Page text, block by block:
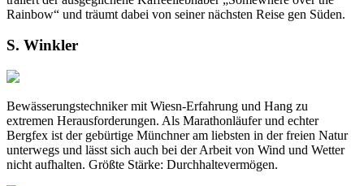
Rainbow“ und träumt dabei von seiner nächsten Reise gen Süden.
S. Winkler
Bewässerungstechniker mit Wiesn-Erfahrung und Hang zu
extremen Herausforderungen. Als Marathonläufer und echter
Bergfex ist der gebürtige Münchner am liebsten in der freien Natur
unterwegs und lässt sich auch bei der Arbeit von Wind und Wetter
nicht aufhalten. Größte Stärke: Durchhaltevermögen.